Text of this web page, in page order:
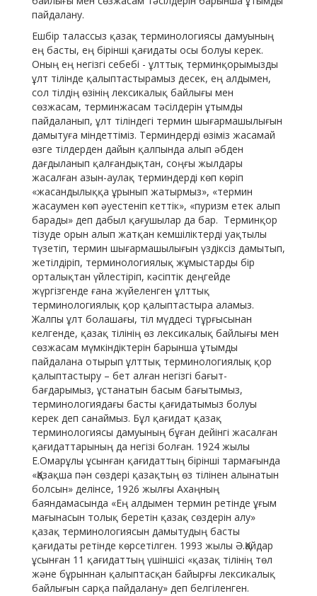
пайдалану.
Ешбір талассыз қазақ терминологиясы дамуының
ең басты, ең бірінші қағидаты осы болуы керек.
Оның ең негізгі себебі - ұлттық терминқорымызды
ұлт тілінде қалыптастырамыз десек, ең алдымен,
сол тілдің өзінің лексикалық байлығы мен
сөзжасам, терминжасам тәсілдерін ұтымды
пайдаланып, ұлт тіліндегі термин шығармашылығын
дамытуға міндеттіміз. Терминдерді өзіміз жасамай
өзге тілдерден дайын қалпында алып әбден
дағдыланып қалғандықтан, соңғы жылдары
жасалған азын-аулақ терминдерді көп көріп
«жасандылыққа ұрынып жатырмыз», «термин
жасаумен көп әуестеніп кеттік», «пуризм етек алып
барады» деп дабыл қағушылар да бар. Терминқор
тізуде орын алып жатқан кемшіліктерді уақтылы
түзетіп, термин шығармашылығын үздіксіз дамытып,
жетілдіріп, терминологиялық жұмыстарды бір
орталықтан үйлестіріп, кәсіптік деңгейде
жүргізгенде ғана жүйеленген ұлттық
терминологиялық қор қалыптастыра аламыз.
Жалпы ұлт болашағы, тіл мүддесі тұрғысынан
келгенде, қазақ тілінің өз лексикалық байлығы мен
сөзжасам мүмкіндіктерін барынша ұтымды
пайдалана отырып ұлттық терминологиялық қор
қалыптастыру – бет алған негізгі бағыт-
бағдарымыз, ұстанатын басым бағытымыз,
терминологиядағы басты қағидатымыз болуы
керек деп санаймыз. Бұл қағидат қазақ
терминологиясы дамуының бұған дейінгі жасалған
қағидаттарының да негізі болған. 1924 жылы
Е.Омарұлы ұсынған қағидаттың бірінші тармағында
«Қазақша пән сөздері қазақтың өз тілінен алынатын
болсын» делінсе, 1926 жылғы Ахаңның
баяндамасында «Ең алдымен термин ретінде ұғым
мағынасын толық беретін қазақ сөздерін алу»
қазақ терминологиясын дамытудың басты
қағидаты ретінде көрсетілген. 1993 жылы Ә.Қайдар
ұсынған 11 қағидаттың үшіншісі «қазақ тілінің төл
және бұрыннан қалыптасқан байырғы лексикалық
байлығын сарқа пайдалану» деп белгіленген.